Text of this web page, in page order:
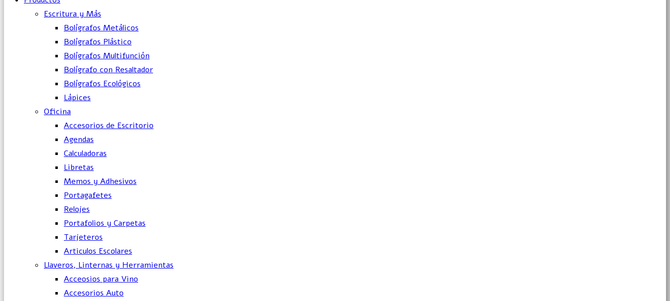
Escritura y Más
Bolígrafos Metálicos
Bolígrafos Plástico
Bolígrafos Multifunción
Bolígrafo con Resaltador
Bolígrafos Ecológicos
Lápices
Oficina
Accesorios de Escritorio
Agendas
Calculadoras
Libretas
Memos y Adhesivos
Portagafetes
Relojes
Portafolios y Carpetas
Tarjeteros
Articulos Escolares
Llaveros, Linternas y Herramientas
Acceosios para Vino
Accesorios Auto